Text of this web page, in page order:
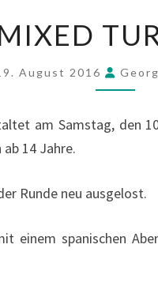
August 2016 Georg
am Samstag, den
14 Jahre.
Runde neu ausgelost.
einem spanischen